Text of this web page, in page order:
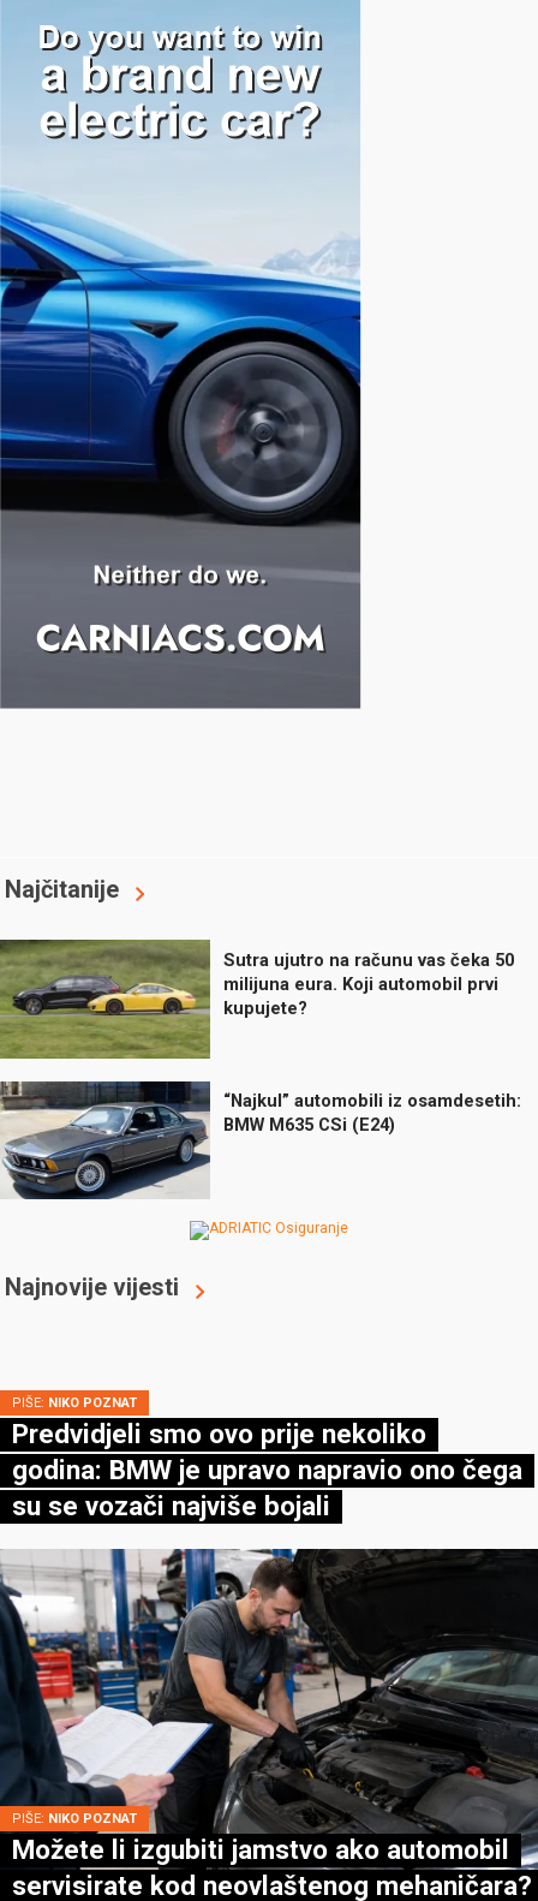
Najčitanije
Sutra ujutro na računu vas čeka 50
milijuna eura. Koji automobil prvi
kupujete?
“Najkul” automobili iz osamdesetih:
BMW M635 CSi (E24)
Najnovije vijesti
PIŠE: NIKO POZNAT
Predvidjeli smo ovo prije nekoliko
godina: BMW je upravo napravio ono čega
su se vozači najviše bojali
PIŠE: NIKO POZNAT
Možete li izgubiti jamstvo ako automobil
servisirate kod neovlaštenog mehaničara?